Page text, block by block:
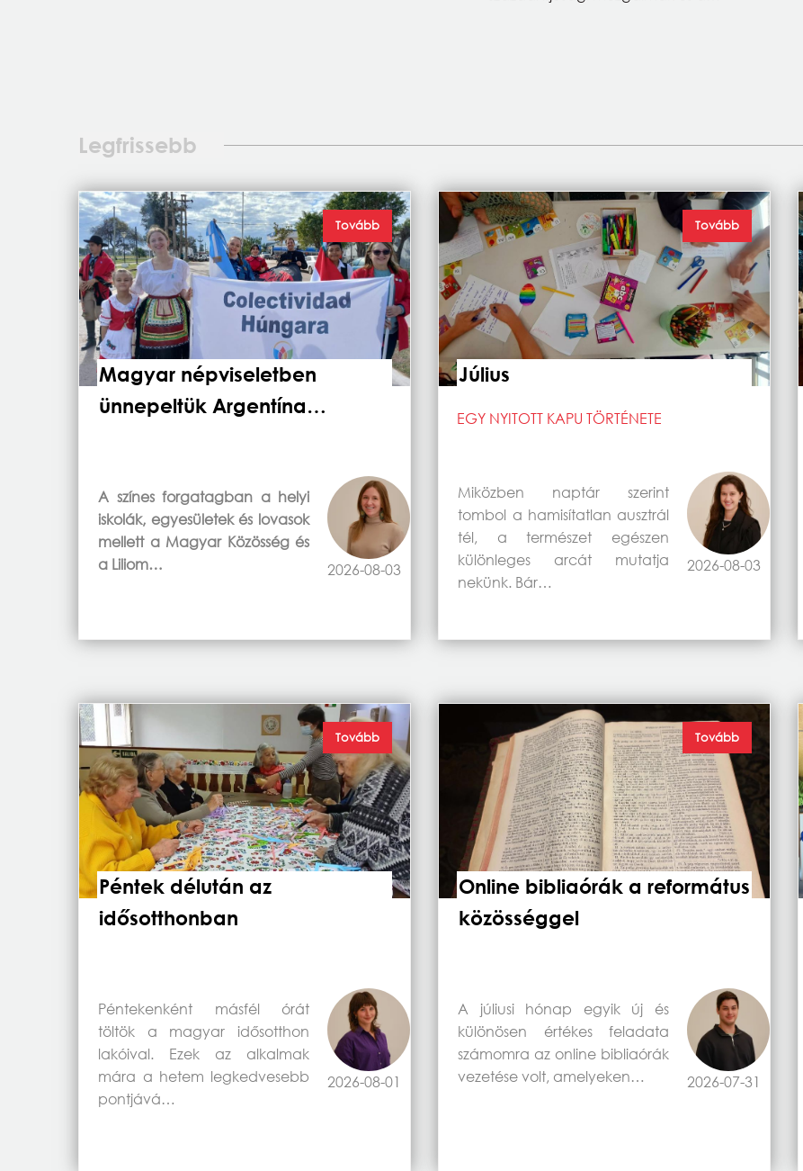
Legfrissebb
Magyar népviseletben
ünnepeltük Argentína…
2026-08-03
A színes forgatagban a helyi
iskolák, egyesületek és lovasok
mellett a Magyar Közösség és
a Liliom…
Tovább
Július
EGY NYITOTT KAPU TÖRTÉNETE
2026-08-03
Miközben naptár szerint
tombol a hamisítatlan ausztrál
tél, a természet egészen
különleges arcát mutatja
nekünk. Bár…
Tovább
Péntek délután az
idősotthonban
2026-08-01
Péntekenként másfél órát
töltök a magyar idősotthon
lakóival. Ezek az alkalmak
mára a hetem legkedvesebb
pontjává…
Tovább
Online bibliaórák a református
közösséggel
2026-07-31
A júliusi hónap egyik új és
különösen értékes feladata
számomra az online bibliaórák
vezetése volt, amelyeken…
Tovább